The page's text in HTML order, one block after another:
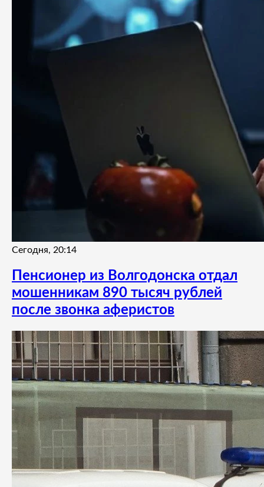
Сегодня, 20:14
Пенсионер из Волгодонска отдал
мошенникам 890 тысяч рублей
после звонка аферистов